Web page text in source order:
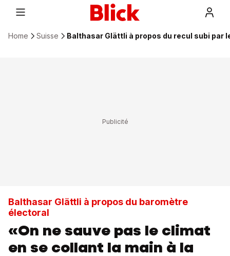
Home Suisse Balthasar Glättli à propos du recul subi par
Balthasar Glättli à propos du baromètre
électoral
«On ne sauve pas le climat
en se collant la main à la